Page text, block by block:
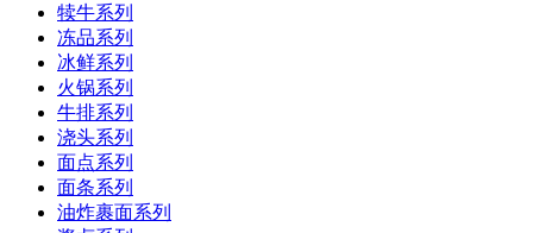
犊牛系列
冻品系列
冰鲜系列
火锅系列
牛排系列
浇头系列
面点系列
面条系列
油炸裹面系列